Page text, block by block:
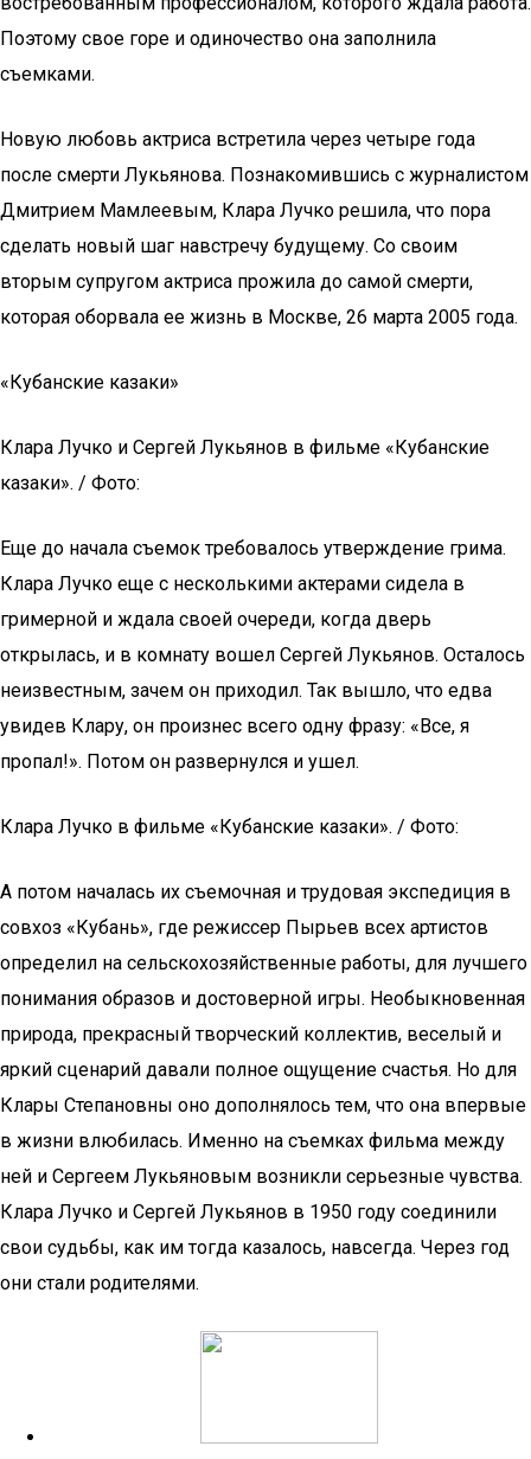
Поэтому свое горе и одиночество она заполнила
съемками.
Новую любовь актриса встретила через четыре года
после смерти Лукьянова. Познакомившись с журналистом
Дмитрием Мамлеевым, Клара Лучко решила, что пора
сделать новый шаг навстречу будущему. Со своим
вторым супругом актриса прожила до самой смерти,
которая оборвала ее жизнь в Москве, 26 марта 2005 года.
«Кубанские казаки»
Клара Лучко и Сергей Лукьянов в фильме «Кубанские
казаки». / Фото:
Еще до начала съемок требовалось утверждение грима.
Клара Лучко еще с несколькими актерами сидела в
гримерной и ждала своей очереди, когда дверь
открылась, и в комнату вошел Сергей Лукьянов. Осталось
неизвестным, зачем он приходил. Так вышло, что едва
увидев Клару, он произнес всего одну фразу: «Все, я
пропал!». Потом он развернулся и ушел.
Клара Лучко в фильме «Кубанские казаки». / Фото:
А потом началась их съемочная и трудовая экспедиция в
совхоз «Кубань», где режиссер Пырьев всех артистов
определил на сельскохозяйственные работы, для лучшего
понимания образов и достоверной игры. Необыкновенная
природа, прекрасный творческий коллектив, веселый и
яркий сценарий давали полное ощущение счастья. Но для
Клары Степановны оно дополнялось тем, что она впервые
в жизни влюбилась. Именно на съемках фильма между
ней и Сергеем Лукьяновым возникли серьезные чувства.
Клара Лучко и Сергей Лукьянов в 1950 году соединили
свои судьбы, как им тогда казалось, навсегда. Через год
они стали родителями.